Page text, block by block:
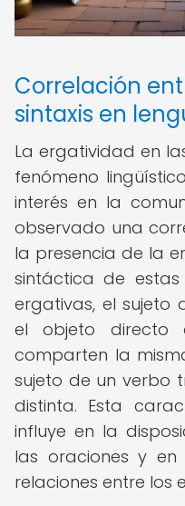
Correlación
sintaxis en
La ergatividad en
fenómeno
interés en la
observado una
la presencia de la
sintáctica de estas
ergativas, el sujeto
el objeto directo
comparten la
sujeto de un verbo
distinta. Esta
influye en la
las oraciones y
relaciones entre los